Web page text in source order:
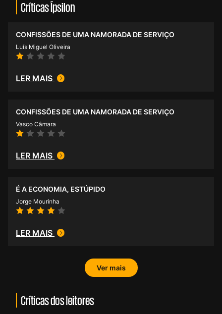
Críticas Ípsilon
CONFISSÕES DE UMA NAMORADA DE SERVIÇO
Luís Miguel Oliveira
LER MAIS
CONFISSÕES DE UMA NAMORADA DE SERVIÇO
Vasco Câmara
LER MAIS
É A ECONOMIA, ESTÚPIDO
Jorge Mourinha
LER MAIS
Ver mais
Críticas dos leitores